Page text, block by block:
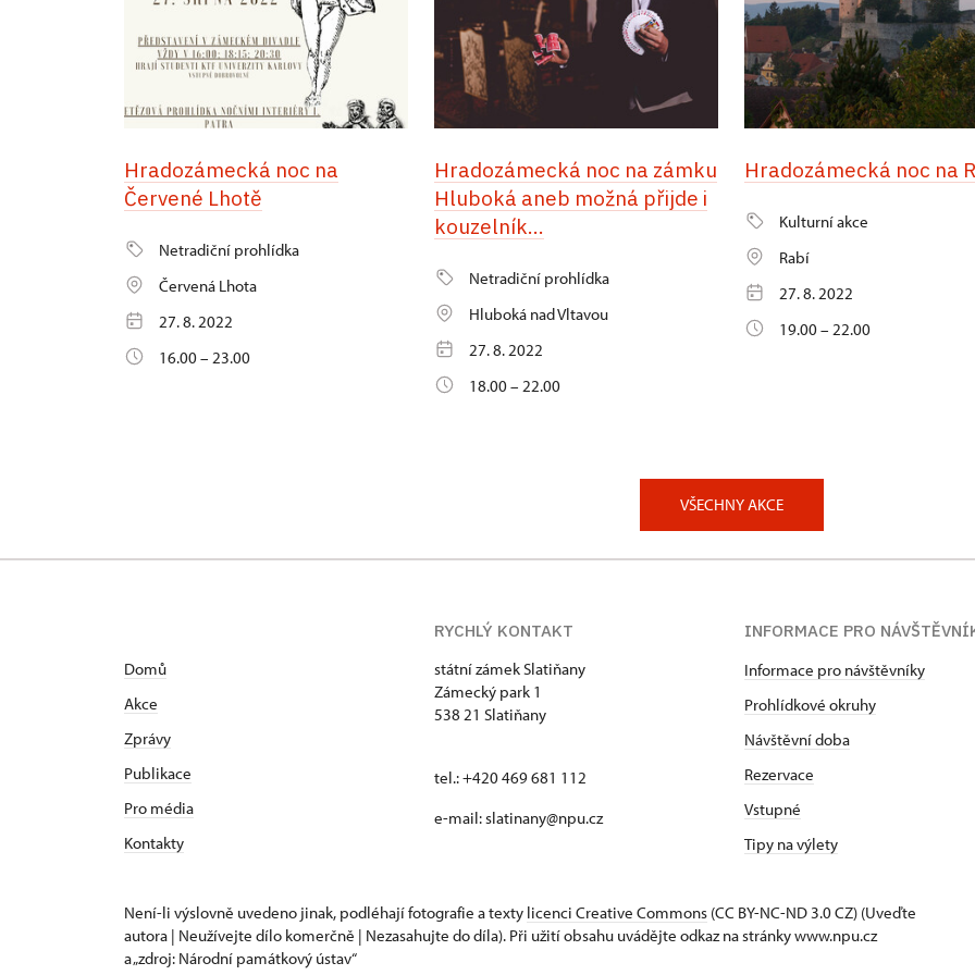
Hradozámecká noc na
Červené Lhotě
Netradiční prohlídka
Červená Lhota
27. 8. 2022
16.00 – 23.00
Hradozámecká noc na zámku
Hluboká aneb možná přijde i
kouzelník...
Netradiční prohlídka
Hluboká nad Vltavou
27. 8. 2022
18.00 – 22.00
Hradozámecká noc na
Kulturní akce
Rabí
27. 8. 2022
19.00 – 22.00
VŠECHNY AKCE
Domů
Akce
Zprávy
Publikace
Pro média
Kontakty
RYCHLÝ KONTAKT
státní zámek Slatiňany
Zámecký park 1
538 21 Slatiňany
tel.: +420 469 681 112
e-mail: slatinany@npu.cz
INFORMACE PRO
Informace pro návštěvníky
Prohlídkové okruhy
Návštěvní doba
Rezervace
Vstupné
Tipy na výlety
Není-li výslovně uvedeno jinak, podléhají fotografie a texty licenci Creative Commons (CC BY-NC-ND 3.0 CZ) (Uveďte
autora | Neužívejte dílo komerčně | Nezasahujte do díla). Při užití obsahu uvádějte odkaz na stránky www.npu.cz
a „zdroj: Národní památkový ústav“